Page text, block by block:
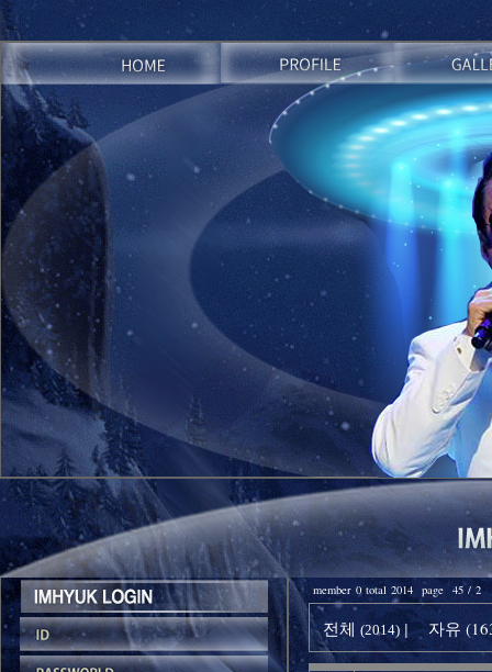
member 0 total 2014 page 45 / 2
전체 (2014) | 자유